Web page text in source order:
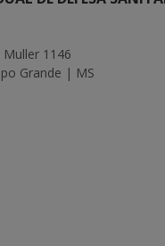
1146
Grande | MS